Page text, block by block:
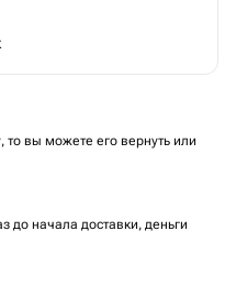
то вы можете его вернуть или
до начала доставки, деньги